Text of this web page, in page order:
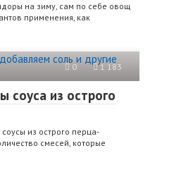
на зиму, сам по себе овощ
применения, как
0 1 183
соуса из острого
из острого перца-
смесей, которые